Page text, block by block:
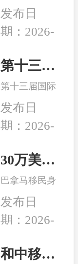
台，是我国完
善出入境管理
制度的重要举
交流持续深
家庭萌生海外
身份规划、子
女教育、全球
生活布局等需
务行业迎来新
的发展机遇。
发布日
期：2026-
第十三届移民行业高峰论坛在南京举行 和中入选诚信专业示范机构
第十三届国际
移民及出入境
服务行业高峰
论坛在中国南
次峰会以“破
未来”为主
题，吸引了来
自全球几十个
国家的数千位
英、使领馆代
发布日
期：2026-
30万美元买房送巴拿马永居：高性价比、税务规划、入籍大揭秘！
巴拿马移民身
份开始受到很
多客户的青
睐，究其原因
性价比、宽松
发布日
期：2026-
和中移民：2026年最适合办理移民身份的6个国家